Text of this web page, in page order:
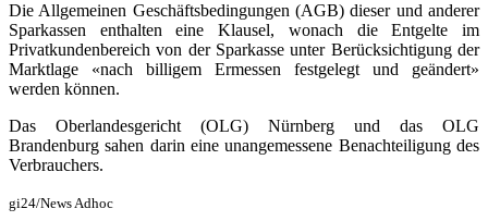
Die Allgemeinen Geschäftsbedingungen (AGB) dieser und anderer
Sparkassen enthalten eine Klausel, wonach die Entgelte im
Privatkundenbereich von der Sparkasse unter Berücksichtigung der
Marktlage «nach billigem Ermessen festgelegt und geändert»
werden können.
Das Oberlandesgericht (OLG) Nürnberg und das OLG
Brandenburg sahen darin eine unangemessene Benachteiligung des
Verbrauchers.
gi24/News Adhoc